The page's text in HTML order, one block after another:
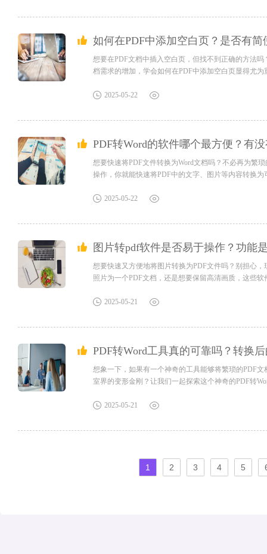
如何在PDF中添加空白页？是否有
想要在PDF文档中插入空白页，但找不到正确的方法
档需求的增加，学会如何在PDF中添加空白页显得尤
级PDF编辑器怎么新增页面？处理PDF文档时，有时候
2025-05-22
PDF转Word的软件哪个最方便？有
想要快速将PDF文件转换为Word文档吗？不必再为繁
操作，你就能快速将PDF中的文字、图片等内容转换
务。福昕高级PDF编辑器怎么将PDF转换成Word？想要
2025-05-22
图片转pdf软件是否易于操作？功能
想要快速又方便地将图片转换为PDF文件吗？别担心
照片为一个PDF文档，还是想要保留高清画质，这些
的教程指导服务。福昕高级PDF编辑器如何将图片转换
2025-05-21
PDF转Word工具真的可靠吗？转换
想象一下，如果有一个神奇的工具能够将繁琐的PDF
室界的变形金刚？让我们一起探索这个神奇的PDF转
成Word？想要编辑PDF文档时，通常需要将其转换为
2025-05-21
1 2 3 4 5